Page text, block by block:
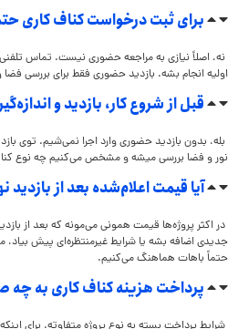
برای ثبت درخواست کناف کاری
نه، اصلاً نیازی به مراجعه حضوری نیست. تماس
اولیه انجام بشه. بازدید حضوری فقط برای بررسی
قبل از شروع کار، بازدید و
بله، بدون بازدید حضوری وارد اجرا نمی‌شیم. توی
نور و فضا بررسی میشه و مشخص می‌کنیم چه نوع
آیا قیمت اعلام‌شده بعد از بازدید
در اکثر پروژه‌ها قیمت همونی می‌مونه که بعد از
جدیدی اضافه بشه یا شرایط غیرمنتظره‌ای پیش
حتماً باهات هماهنگ می‌کنیم.
پرداخت هزینه کناف کاری به